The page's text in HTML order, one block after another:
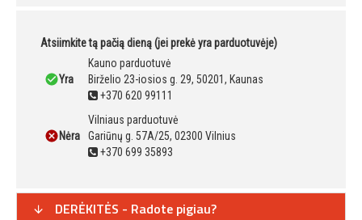
Atsiimkite tą pačią dieną (jei prekė yra parduotuvėje)
Yra
Kauno parduotuvė
Birželio 23-iosios g. 29, 50201, Kaunas
+370 620 99111
Nėra
Vilniaus parduotuvė
Gariūnų g. 57A/25, 02300 Vilnius
+370 699 35893
DERĖKITĖS - Radote pigiau?